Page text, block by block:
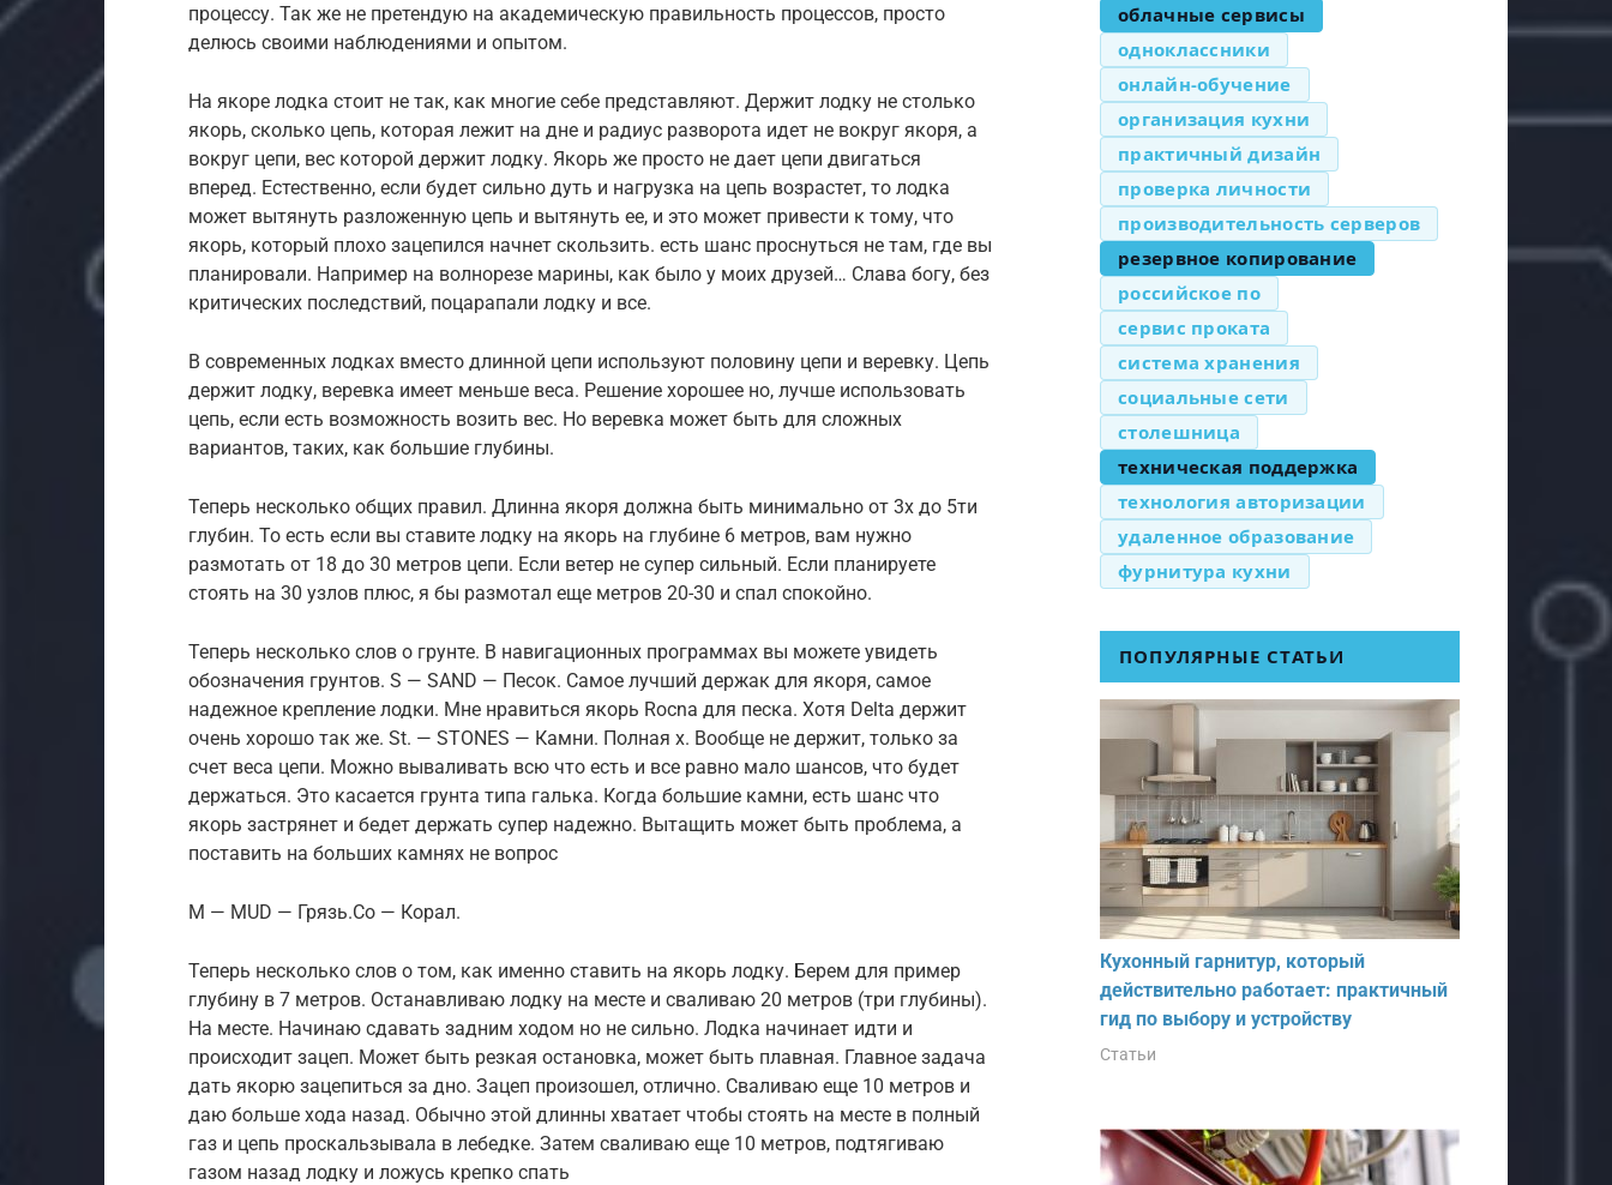
процессу. Так же не претендую на академическую правильность процессов, просто
делюсь своими наблюдениями и опытом.
На якоре лодка стоит не так, как многие себе представляют. Держит лодку не столько
якорь, сколько цепь, которая лежит на дне и радиус разворота идет не вокруг якоря, а
вокруг цепи, вес которой держит лодку. Якорь же просто не дает цепи двигаться
вперед. Естественно, если будет сильно дуть и нагрузка на цепь возрастет, то лодка
может вытянуть разложенную цепь и вытянуть ее, и это может привести к тому, что
якорь, который плохо зацепился начнет скользить. есть шанс проснуться не там, где вы
планировали. Например на волнорезе марины, как было у моих друзей… Слава богу, без
критических последствий, поцарапали лодку и все.
В современных лодках вместо длинной цепи используют половину цепи и веревку. Цепь
держит лодку, веревка имеет меньше веса. Решение хорошее но, лучше использовать
цепь, если есть возможность возить вес. Но веревка может быть для сложных
вариантов, таких, как большие глубины.
Теперь несколько общих правил. Длинна якоря должна быть минимально от 3х до 5ти
глубин. То есть если вы ставите лодку на якорь на глубине 6 метров, вам нужно
размотать от 18 до 30 метров цепи. Если ветер не супер сильный. Если планируете
стоять на 30 узлов плюс, я бы размотал еще метров 20-30 и спал спокойно.
Теперь несколько слов о грунте. В навигационных программах вы можете увидеть
обозначения грунтов. S — SAND — Песок. Самое лучший держак для якоря, самое
надежное крепление лодки. Мне нравиться якорь Rocna для песка. Хотя Delta держит
очень хорошо так же. St. — STONES — Камни. Полная х. Вообще не держит, только за
счет веса цепи. Можно вываливать всю что есть и все равно мало шансов, что будет
держаться. Это касается грунта типа галька. Когда большие камни, есть шанс что
якорь застрянет и бедет держать супер надежно. Вытащить может быть проблема, а
поставить на больших камнях не вопрос
M — MUD — Грязь.Co — Корал.
Теперь несколько слов о том, как именно ставить на якорь лодку. Берем для пример
глубину в 7 метров. Останавливаю лодку на месте и сваливаю 20 метров (три глубины).
На месте. Начинаю сдавать задним ходом но не сильно. Лодка начинает идти и
происходит зацеп. Может быть резкая остановка, может быть плавная. Главное задача
дать якорю зацепиться за дно. Зацеп произошел, отлично. Сваливаю еще 10 метров и
даю больше хода назад. Обычно этой длинны хватает чтобы стоять на месте в полный
газ и цепь проскальзывала в лебедке. Затем сваливаю еще 10 метров, подтягиваю
газом назад лодку и ложусь крепко спать
облачные сервисы
одноклассники
онлайн-обучение
организация кухни
практичный дизайн
проверка личности
производительность серверов
резервное копирование
российское по
сервис проката
система хранения
социальные сети
столешница
техническая поддержка
технология авторизации
удаленное образование
фурнитура кухни
ПОПУЛЯРНЫЕ СТАТЬИ
Кухонный гарнитур, который
действительно работает: практичный
гид по выбору и устройству
Статьи